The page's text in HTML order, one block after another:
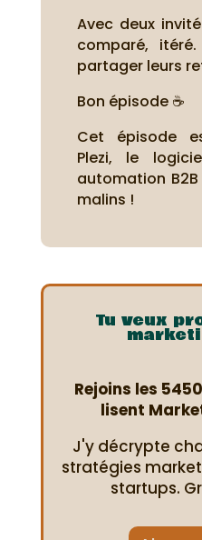
Avec deux
comparé,
partager leurs
Bon épisode ☕
Cet épisode
Plezi, le
automation
malins !
Tu veux
Rejoins les
lisent
J'y décrypte
stratégies
startups.